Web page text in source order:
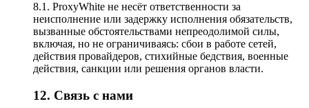
8.1. ProxyWhite не несёт ответственности за
неисполнение или задержку исполнения обязательств,
вызванные обстоятельствами непреодолимой силы,
включая, но не ограничиваясь: сбои в работе сетей,
действия провайдеров, стихийные бедствия, военные
действия, санкции или решения органов власти.
12. Связь с нами